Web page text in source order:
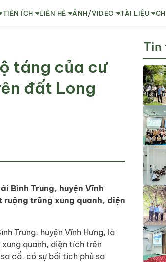
TIỆN ÍCH LIÊN HỆ ẢNH/VIDEO TÀI LIỆU
táng của cư
đất Long
Bình Trung, huyện Vĩnh
trũng xung quanh, diện
Trung, huyện Vĩnh Hưng, là
quanh, diện tích trên
cổ, có sự bồi tích phù sa
Tin